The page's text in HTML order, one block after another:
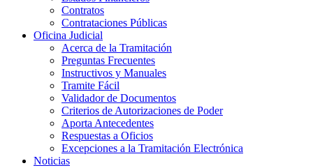
Contratos
Contrataciones Públicas
Oficina Judicial
Acerca de la Tramitación
Preguntas Frecuentes
Instructivos y Manuales
Tramite Fácil
Validador de Documentos
Criterios de Autorizaciones de Poder
Aporta Antecedentes
Respuestas a Oficios
Excepciones a la Tramitación Electrónica
Noticias